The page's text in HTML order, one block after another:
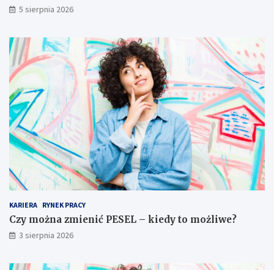
5 sierpnia 2026
KARIERA RYNEK PRACY
Czy można zmienić PESEL – kiedy to możliwe?
3 sierpnia 2026